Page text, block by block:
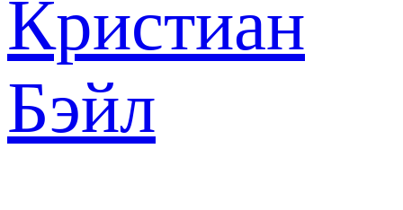
Кристиан
Бэйл